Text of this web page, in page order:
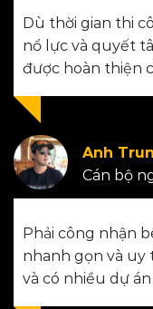
Dù thời gian thi
nổ lực và quyết
được hoàn thiện
Anh
Cán bộ
Phải công nhận
nhanh gọn và uy
và có nhiều dự